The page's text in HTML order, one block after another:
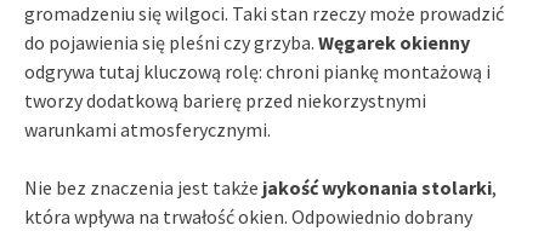
gromadzeniu się wilgoci. Taki stan rzeczy może prowadzić
do pojawienia się pleśni czy grzyba. Węgarek okienny
odgrywa tutaj kluczową rolę: chroni piankę montażową i
tworzy dodatkową barierę przed niekorzystnymi
warunkami atmosferycznymi.
Nie bez znaczenia jest także jakość wykonania stolarki,
która wpływa na trwałość okien. Odpowiednio dobrany